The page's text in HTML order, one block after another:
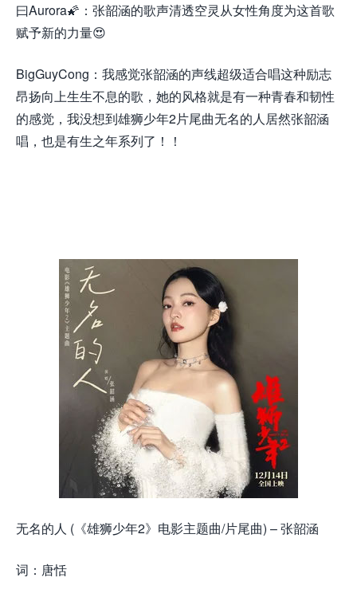
曰Aurora🌠：张韶涵的歌声清透空灵从女性角度为这首歌
赋予新的力量😍
BigGuyCong：我感觉张韶涵的声线超级适合唱这种励志
昂扬向上生生不息的歌，她的风格就是有一种青春和韧性
的感觉，我没想到雄狮少年2片尾曲无名的人居然张韶涵
唱，也是有生之年系列了！！
无名的人 (《雄狮少年2》电影主题曲/片尾曲) – 张韶涵
词：唐恬